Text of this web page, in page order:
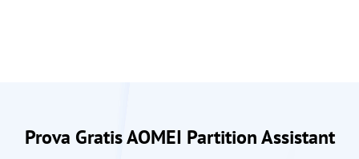
Prova Gratis AOMEI Partition Assistant